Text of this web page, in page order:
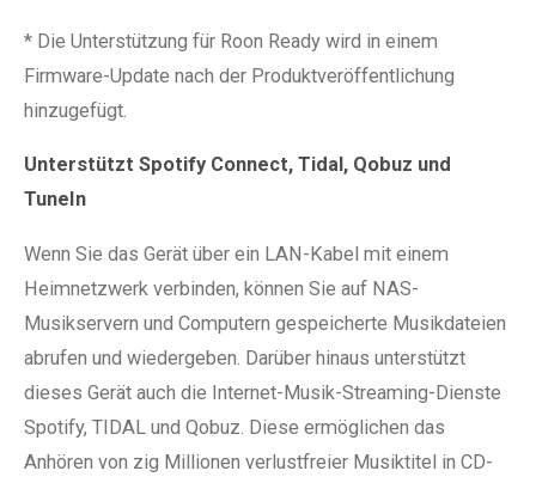
* Die Unterstützung für Roon Ready wird in einem
Firmware-Update nach der Produktveröffentlichung
hinzugefügt.
Unterstützt Spotify Connect, Tidal, Qobuz und
TuneIn
Wenn Sie das Gerät über ein LAN-Kabel mit einem
Heimnetzwerk verbinden, können Sie auf NAS-
Musikservern und Computern gespeicherte Musikdateien
abrufen und wiedergeben. Darüber hinaus unterstützt
dieses Gerät auch die Internet-Musik-Streaming-Dienste
Spotify, TIDAL und Qobuz. Diese ermöglichen das
Anhören von zig Millionen verlustfreier Musiktitel in CD-